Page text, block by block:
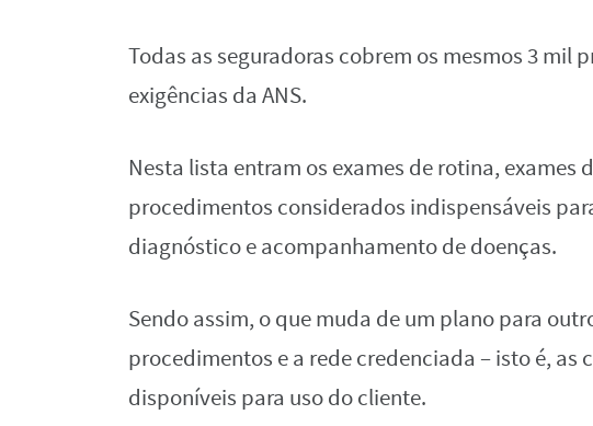
Todas as seguradoras cobrem os mesmos 3 mil
exigências da ANS.
Nesta lista entram os exames de rotina, exames
procedimentos considerados indispensáveis
diagnóstico e acompanhamento de doenças.
Sendo assim, o que muda de um plano para
procedimentos e a rede credenciada – isto é,
disponíveis para uso do cliente.